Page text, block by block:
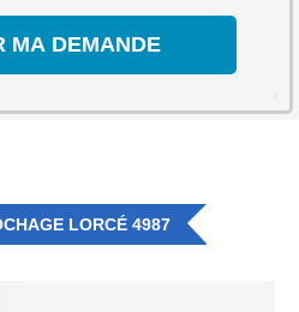
LORCÉ 4987